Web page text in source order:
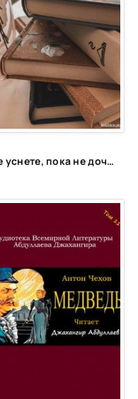
Не уснете, пока не дочитаете: 15 книг для запойного чтения